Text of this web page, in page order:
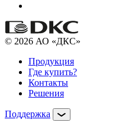
© 2026 АО «ДКС»
Продукция
Где купить?
Контакты
Решения
Поддержка